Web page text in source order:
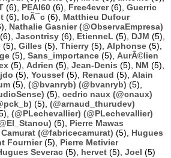
(6), PEAI60 (6), Free4ever(6), Guerric
(6), loÃ¯c (6), Matthieu Dufour
Nathalie Gasnier (@ObservaEmpresa)
(6), Jasontrisy (6), EtienneL (5), DJM (5),
(5), Gilles (5), Thierry (5), Alphonse (5),
(5), Sans_importance (5), AurÃ©lien
(5), Adrien (5), Jean-Denis (5), NM (5),
jdo (5), Youssef (5), Renaud (5), Alain
(5), (@bvanryb) (@bvanryb) (5),
(5), cedric naux (@cnaux)
(5), (@arnaud_thurudev)
(@PLechevallier) (@PLechevallier)
(5), Pierre Mawas
(@fabricecamurat) (5), Hugues
Fournier(5), Pierre Metivier
Severac (5), hervet (5), Joel (5)